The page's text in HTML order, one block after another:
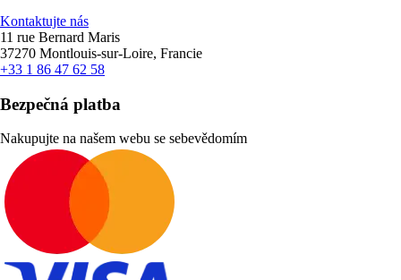
Kontaktujte nás
11 rue Bernard Maris
37270 Montlouis-sur-Loire, Francie
+33 1 86 47 62 58
Bezpečná platba
Nakupujte na našem webu se sebevědomím